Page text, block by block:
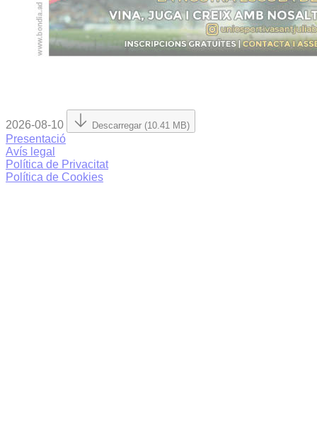
2026-08-10 Descarregar (10.41 MB)
Presentació
Avís legal
Política de Privacitat
Política de Cookies